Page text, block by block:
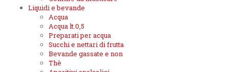
Liquidi e bevande
Acqua
Acqua lt.0,5
Preparati per acqua
Succhi e nettari di frutta
Bevande gassate e non
Thè